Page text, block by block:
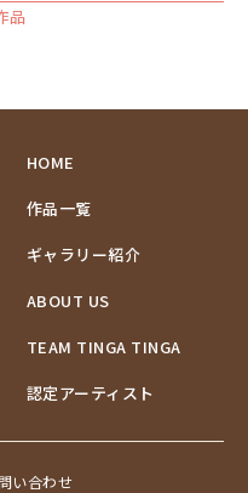
品
HOME
作品一覧
ギャラリー紹介
ABOUT US
TEAM TINGA TINGA
認定アーティスト
い合わせ